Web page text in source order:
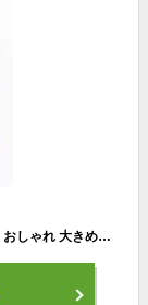
リュック レディース 小さめ 春 アウトドア パソコン おしゃれ 大きめ 黒 防水 黒 PC ノートPC 冬 3WAY 撥水 カバン かわいい 軽い 大容量 2WAY 通勤用 通勤 50代 40 軽量 夏 ブランド ビジネス 秋 かっこいい 四角 通学 A4 大人 代 バッグ ランキング ブランド bag-1440